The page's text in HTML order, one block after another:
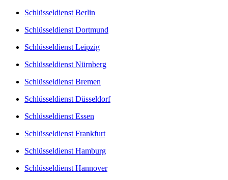
Schlüsseldienst Berlin
Schlüsseldienst Dortmund
Schlüsseldienst Leipzig
Schlüsseldienst Nürnberg
Schlüsseldienst Bremen
Schlüsseldienst Düsseldorf
Schlüsseldienst Essen
Schlüsseldienst Frankfurt
Schlüsseldienst Hamburg
Schlüsseldienst Hannover